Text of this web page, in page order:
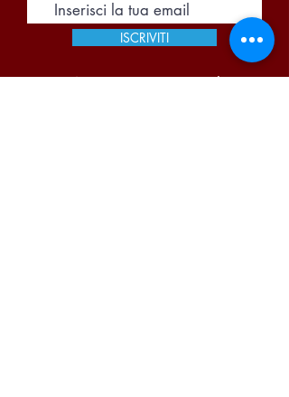
ISCRIVITI
Accetto termini e condizioni